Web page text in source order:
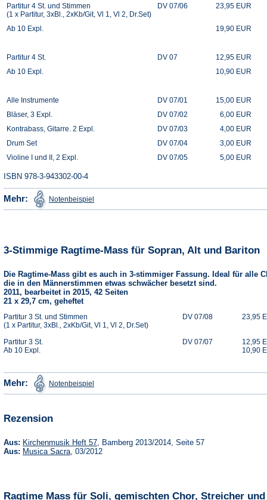
Partitur 4 St. und Stimmen
(1 x Partitur, 3xBl., 2xKb/Git, Vl 1, Vl 2, Dr.Set)
DV 07/06 23,95 EUR
Ab 10 Expl. 19,90 EUR
Partitur 4 St. DV 07
12,95 EUR
Ab 10 Expl.
10,90 EUR
Alle Instrumente DV 07/01
15,00 EUR
Bläser, 3 Expl.
DV 07/02
6,00 EUR
Kontrabass, Gitarre. 2 Expl.
DV 07/03
4,00 EUR
Drum Set
DV 07/04
3,00 EUR
Violine I und II, 2 Expl.
DV 07/05 5,00 EUR
ISBN 978-3-943302-00-4
Mehr: Notenbeispiel in
einem
3-Stimmige Ragtime-Mass für Sopran, Alt und Bariton
Die Ragtime-Mass gibt es auch in 3-stimmiger Fassung. Ideal für alle
die in den Männerstimmen etwas schwächer besetzt sind.
2011, bearbeitet in 2015, 42 Seiten
21 x 29,7 cm, geheftet
Partitur 3 St. und Stimmen
(1 x Partitur, 3xBl., 2xKb/Git, Vl 1, Vl 2, Dr.Set)
DV 07/08 23,95
Partitur 3 St. DV 07/07
12,95
Ab 10 Expl.
10,90
Mehr: Notenbeispiel in
einem
Rezension
Aus: Kirchenmusik Heft 57(Öffnet
in
, Bamberg 2013/2014, Seite 57
Aus: Musica Sacra(Öffnet
, 03/2012
Ragtime Mass für Soli, gemischten Chor, Streicher und